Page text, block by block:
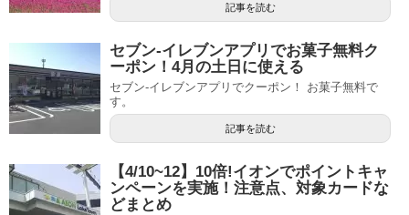
記事を読む
セブン-イレブンアプリでお菓子無料ク
ーポン！4月の土日に使える
セブン-イレブンアプリでクーポン！ お菓子無料で
す。
記事を読む
【4/10~12】10倍!イオンでポイントキャ
ンペーンを実施！注意点、対象カードな
どまとめ